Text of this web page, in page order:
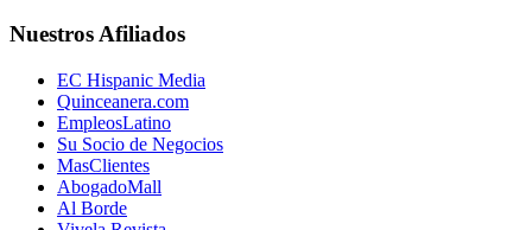
Nuestros Afiliados
EC Hispanic Media
Quinceanera.com
EmpleosLatino
Su Socio de Negocios
MasClientes
AbogadoMall
Al Borde